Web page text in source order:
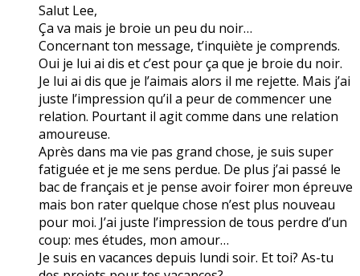
Salut Lee,
Ça va mais je broie un peu du noir…
Concernant ton message, t’inquiète je comprends.
Oui je lui ai dis et c’est pour ça que je broie du noir.
Je lui ai dis que je l’aimais alors il me rejette. Mais j’ai
juste l’impression qu’il a peur de commencer une
relation. Pourtant il agit comme dans une relation
amoureuse.
Après dans ma vie pas grand chose, je suis super
fatiguée et je me sens perdue. De plus j’ai passé le
bac de français et je pense avoir foirer mon épreuve
mais bon rater quelque chose n’est plus nouveau
pour moi. J’ai juste l’impression de tous perdre d’un
coup: mes études, mon amour…
Je suis en vacances depuis lundi soir. Et toi? As-tu